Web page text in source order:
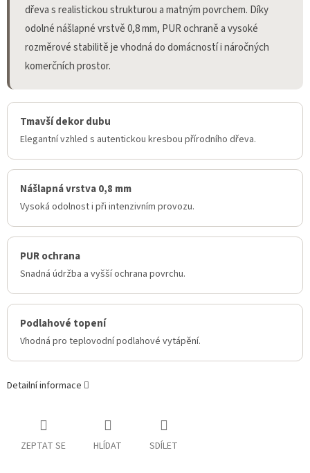
dřeva s realistickou strukturou a matným povrchem. Díky
odolné nášlapné vrstvě 0,8 mm, PUR ochraně a vysoké
rozměrové stabilitě je vhodná do domácností i náročných
komerčních prostor.
Tmavší dekor dubu
Elegantní vzhled s autentickou kresbou přírodního dřeva.
Nášlapná vrstva 0,8 mm
Vysoká odolnost i při intenzivním provozu.
PUR ochrana
Snadná údržba a vyšší ochrana povrchu.
Podlahové topení
Vhodná pro teplovodní podlahové vytápění.
Detailní informace
ZEPTAT SE HLÍDAT SDÍLET